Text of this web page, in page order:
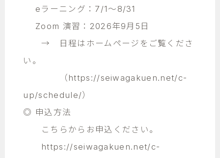
eラーニング：7/1～8/31
Zoom 演習：2026年9月5日
→ 日程はホームページをご覧くださ
い。
（ https://seiwagakuen.net/c-
up/schedule/）
◎ 申込方法
こちらからお申込ください。
https://seiwagakuen.net/c-